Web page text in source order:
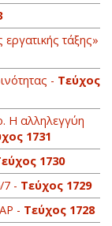
τάξης»
- Τεύχος
Η αλληλεγγύη
1731
1730
7 - Τεύχος 1729
- Τεύχος 1728